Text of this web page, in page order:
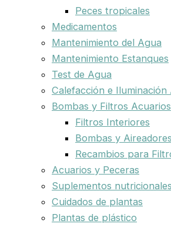
Peces tropicales
Medicamentos
Mantenimiento del Agua
Mantenimiento Estanques
Test de Agua
Calefacción e Iluminación
Bombas y Filtros Acuarios
Filtros Interiores
Bombas y Aireadores
Recambios para
Acuarios y Peceras
Suplementos nutricionales
Cuidados de plantas
Plantas de plástico